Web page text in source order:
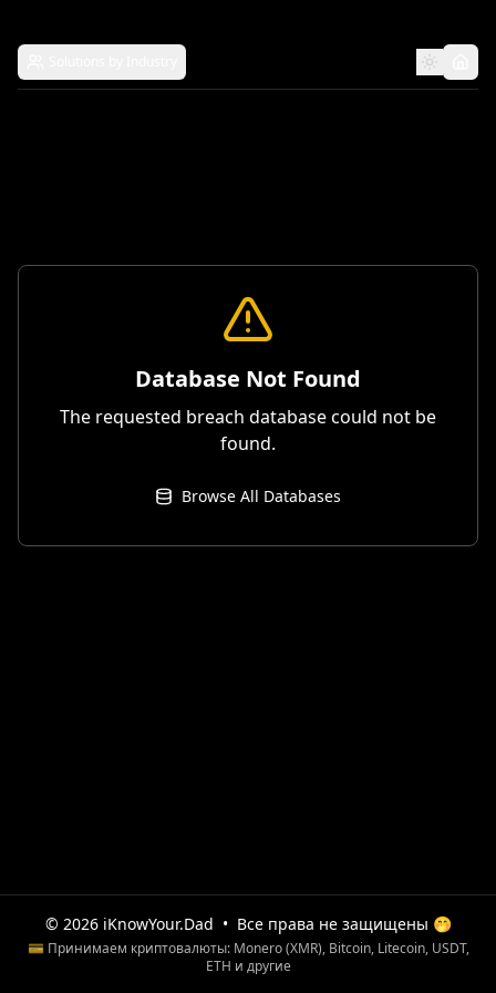
Database Not Found
The requested breach database could not be
found.
Browse All Databases
© 2026 iKnowYour.Dad • Все права не защищены 🤭
💳 Принимаем криптовалюты: Monero (XMR), Bitcoin, Litecoin, USDT,
ETH и другие